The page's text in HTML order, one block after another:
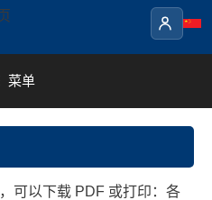
菜单
，可以下载 PDF 或打印：各